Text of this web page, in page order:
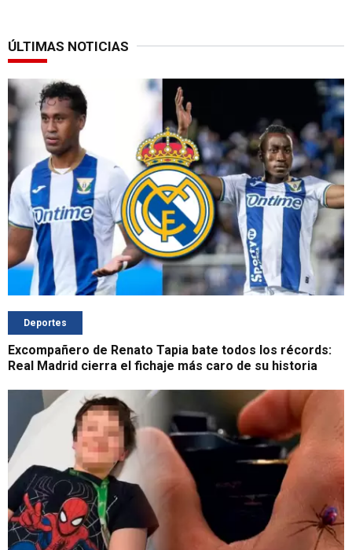
ÚLTIMAS NOTICIAS
Deportes
Excompañero de Renato Tapia bate todos los récords:
Real Madrid cierra el fichaje más caro de su historia